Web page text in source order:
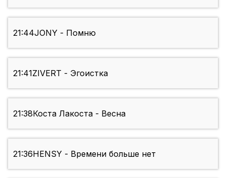
21:44JONY - Помню
21:41ZIVERT - Эгоистка
21:38Коста Лакоста - Весна
21:36HENSY - Времени больше нет